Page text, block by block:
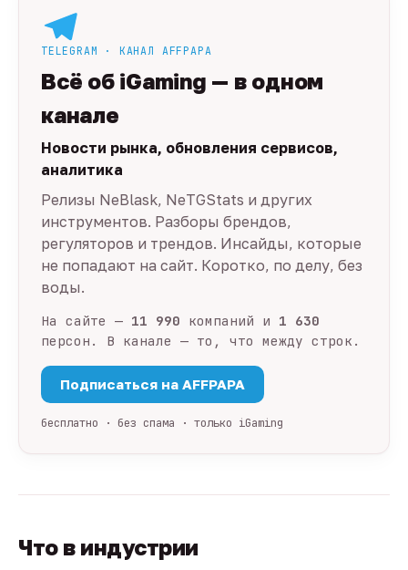
TELEGRAM · КАНАЛ AFFPAPA
Всё об iGaming — в одном
канале
Новости рынка, обновления сервисов,
аналитика
Релизы NeBlask, NeTGStats и других
инструментов. Разборы брендов,
регуляторов и трендов. Инсайды, которые
не попадают на сайт. Коротко, по делу, без
воды.
На сайте — 11 990 компаний и 1 630
персон. В канале — то, что между строк.
Подписаться на AFFPAPA
бесплатно · без спама · только iGaming
Что в индустрии